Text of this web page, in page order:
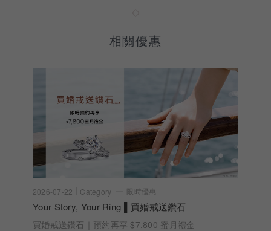
相關優惠
2026-07-22 Category 限時優惠
Your Story, Your Ring ▌買婚戒送鑽石
買婚戒送鑽石｜預約再享 $7,800 蜜月禮金